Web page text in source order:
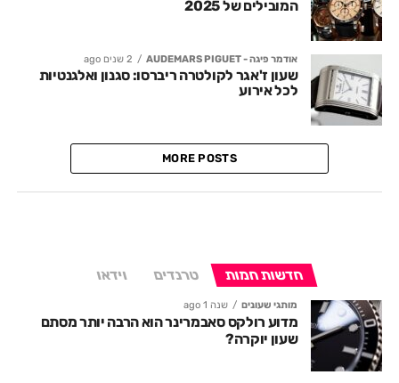
המובילים של 2025
אודמר פיגה - AUDEMARS PIGUET 2 שנים ago
שעון ז'אגר לקולטרה ריברסו: סגנון ואלגנטיות
לכל אירוע
MORE POSTS
חדשות חמות טרנדים וידאו
מותגי שעונים שנה 1 ago
מדוע רולקס סאבמרינר הוא הרבה יותר מסתם
שעון יוקרה?